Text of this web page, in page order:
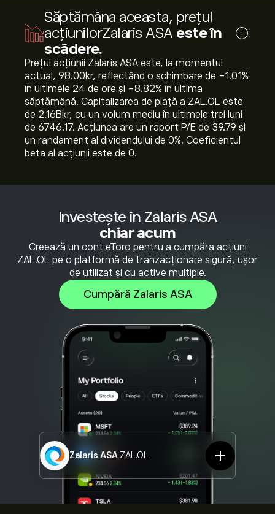
Investește în Zalaris ASA
chiar acum
Creează un cont eToro pentru a cumpăra acțiuni
ZAL.OL pe o platformă de tranzacționare sigură, ușor
de utilizat și cu active multiple.
Cumpără Zalaris ASA
Zalaris ASA ZAL.OL
Săptămâna aceasta, prețul
acțiunilorZalaris ASA este în
scădere.
i
Prețul acțiunii Zalaris ASA este, la momentul
actual, 98.00‎kr‎, reflectând o schimbare de ‎-1.01‎%
în ultimele 24 de ore și ‎-8.82‎% în ultima
săptămână. Capitalizarea de piață a ZAL.OL este
de 2.16B‎kr‎, cu un volum mediu în ultimele trei luni
de 6746.17. Acțiunea are un raport P/E de 39.79 și
un randament al dividendului de 0%. Coeficientul
beta al acțiunii este de 0.